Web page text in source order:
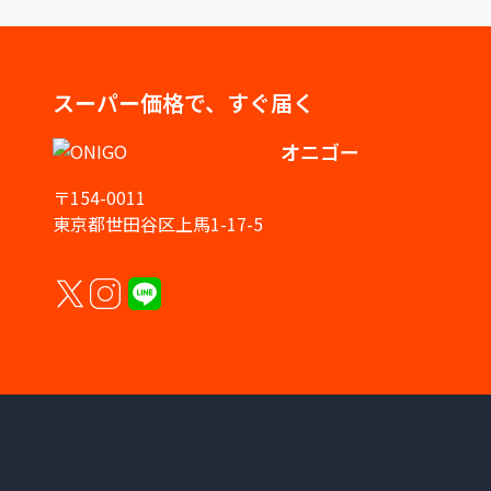
スーパー価格で、すぐ届く
オニゴー
〒154-0011
東京都世田谷区上馬1-17-5